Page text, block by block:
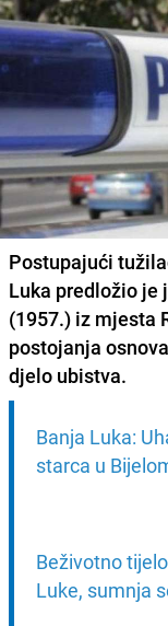
Postupajući
Luka predložio je
(1957.) iz mjesta
postojanja
djelo ubistva.
Banja Luka:
starca u
Beživotno
Luke, sumnja